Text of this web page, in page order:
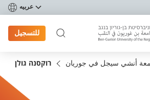
عربيه
للتسجيل
أنشي سيجل في جوريان רוקסנה גולן